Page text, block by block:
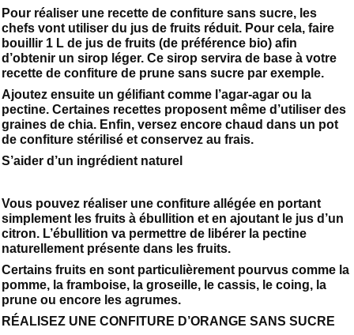
Pour réaliser une recette de confiture sans sucre, les
chefs vont utiliser du jus de fruits réduit. Pour cela, faire
bouillir 1 L de jus de fruits (de préférence bio) afin
d’obtenir un sirop léger. Ce sirop servira de base à votre
recette de confiture de prune sans sucre par exemple.
Ajoutez ensuite un gélifiant comme l’agar-agar ou la
pectine. Certaines recettes proposent même d’utiliser des
graines de chia. Enfin, versez encore chaud dans un pot
de confiture stérilisé et conservez au frais.
S’aider d’un ingrédient naturel
Vous pouvez réaliser une confiture allégée en portant
simplement les fruits à ébullition et en ajoutant le jus d’un
citron. L’ébullition va permettre de libérer la pectine
naturellement présente dans les fruits.
Certains fruits en sont particulièrement pourvus comme la
pomme, la framboise, la groseille, le cassis, le coing, la
prune ou encore les agrumes.
RÉALISEZ UNE CONFITURE D’ORANGE SANS SUCRE